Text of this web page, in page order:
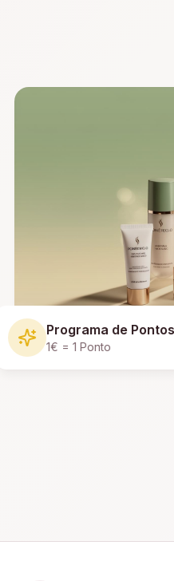
Programa de Pontos
1€ = 1 Ponto